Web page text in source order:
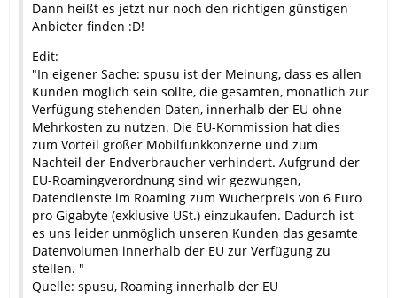
Dann heißt es jetzt nur noch den richtigen günstigen
Anbieter finden :D!
Edit:
"In eigener Sache: spusu ist der Meinung, dass es allen
Kunden möglich sein sollte, die gesamten, monatlich zur
Verfügung stehenden Daten, innerhalb der EU ohne
Mehrkosten zu nutzen. Die EU-Kommission hat dies
zum Vorteil großer Mobilfunkkonzerne und zum
Nachteil der Endverbraucher verhindert. Aufgrund der
EU-Roamingverordnung sind wir gezwungen,
Datendienste im Roaming zum Wucherpreis von 6 Euro
pro Gigabyte (exklusive USt.) einzukaufen. Dadurch ist
es uns leider unmöglich unseren Kunden das gesamte
Datenvolumen innerhalb der EU zur Verfügung zu
stellen. "
Quelle: spusu, Roaming innerhalb der EU